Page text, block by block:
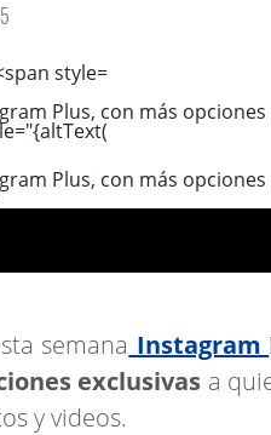
Plus, con más
Plus, con más
semana Instagram
exclusivas a
y videos.